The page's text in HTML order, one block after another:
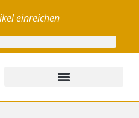
einreichen